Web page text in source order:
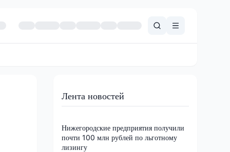
Лента новостей
Нижегородские предприятия получили
почти 100 млн рублей по льготному
лизингу